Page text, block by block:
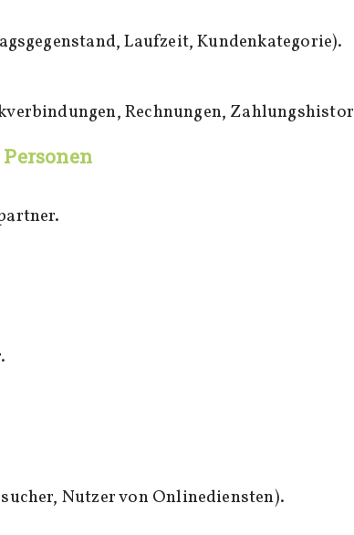
Laufzeit, Kundenkategorie).
Rechnungen,
Nutzer von Onlinediensten).